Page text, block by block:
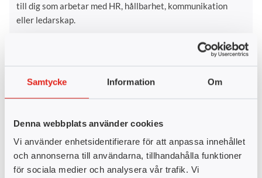
Samtycke Information Om
Denna webbplats använder cookies
Vi använder enhetsidentifierare för att anpassa innehållet
och annonserna till användarna, tillhandahålla funktioner
för sociala medier och analysera vår trafik. Vi
till dig som arbetar med HR, hållbarhet, kommunikation
eller ledarskap.
Hållbarhetskommunikation och intern
förankring, 15 YH-p
Kommunikationsmetoder för internkommunikation
Intressentanalys och budskapsanpassning
Hållbarhetsbudskap till olika målgrupper inom företaget